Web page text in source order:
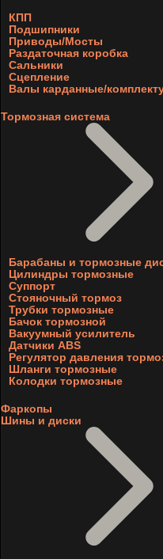
КПП
Подшипники
Приводы/Мосты
Раздаточная коробка
Сальники
Сцепление
Валы карданные/
Тормозная система
Барабаны и тормозные
Цилиндры тормозные
Суппорт
Стояночный тормоз
Трубки тормозные
Бачок тормозной
Вакуумный усилитель
Датчики ABS
Регулятор давления
Шланги тормозные
Колодки тормозные
Фаркопы
Шины и диски